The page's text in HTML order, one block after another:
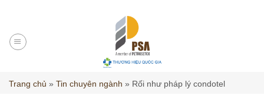
content
Trang chủ » Tin chuyên ngành » Rối như pháp lý condotel